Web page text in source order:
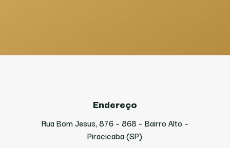
Endereço
Rua Bom Jesus, 876 – 868 – Bairro Alto –
Piracicaba (SP)